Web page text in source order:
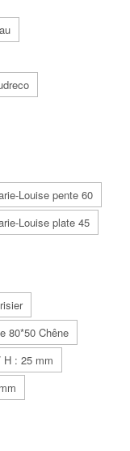
Louise pente 60
Louise plate 45
80*50 Chêne
H : 25 mm